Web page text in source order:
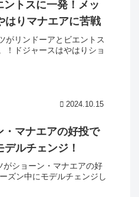
ントスに一発！メッ
はりマナエアに苦戦
がリンドーアとビエントス
！ドジャースはやはりショ
2024.10.15
・マナエアの好投で
ルチェンジ！
ショーン・マナエアの好
ズン中にモデルチェンジし